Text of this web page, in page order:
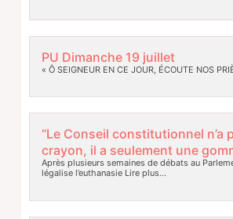
PU Dimanche 19 juillet
« Ô SEIGNEUR EN CE JOUR, ÉCOUTE NOS
“Le Conseil constitutionnel n’a
crayon, il a seulement une
Après plusieurs semaines de débats au
légalise l’euthanasieLire plus…